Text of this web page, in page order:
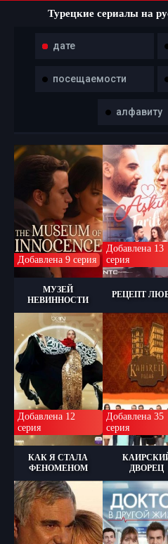
Турецкие сериалы на
дате
посещаемости
алфавиту
Добавлена 9 серия
МУЗЕЙ
НЕВИННОСТИ
Добавлена 13
серия
РЕЦЕПТ
Добавлена 12
серия
КАК Я СТАЛА
ФЕНОМЕНОМ
Добавлена 35
серия
ДВОРЕЦ